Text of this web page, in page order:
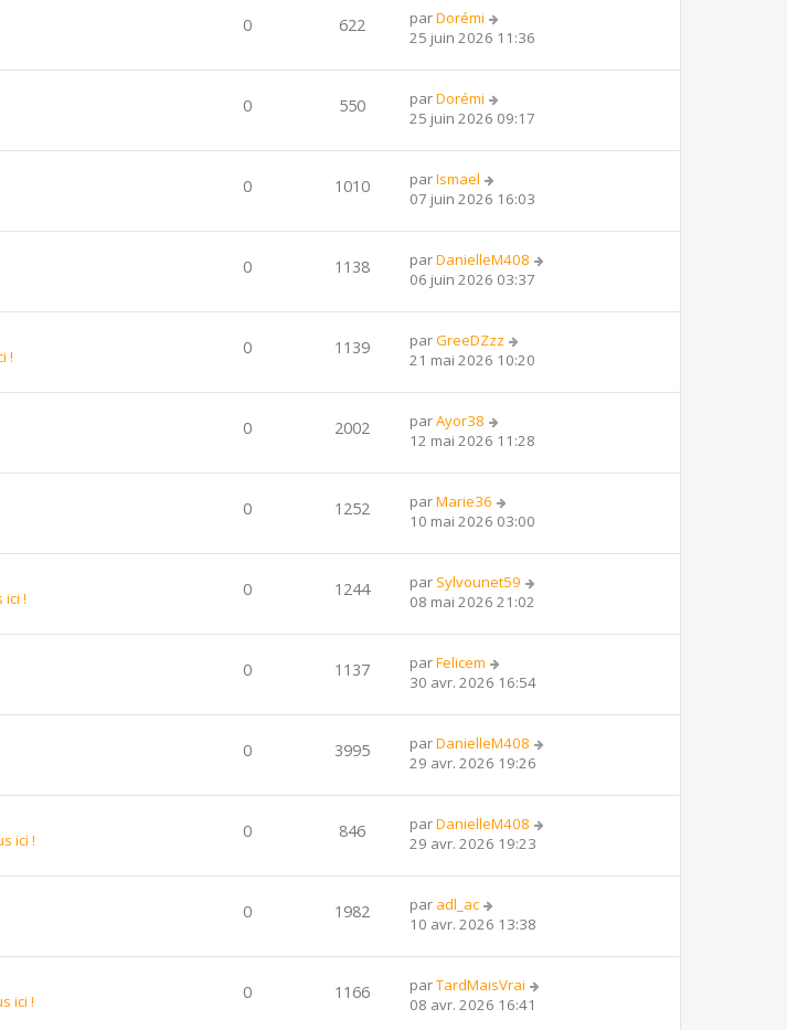
0 622 parDorémi
25 juin 2026 11:36
0 550 parDorémi
25 juin 2026 09:17
0 1010 parIsmael
07 juin 2026 16:03
0 1138 parDanielleM408
06 juin 2026 03:37
! 0 1139 parGreeDZzz
21 mai 2026 10:20
0 2002 parAyor38
12 mai 2026 11:28
0 1252 parMarie36
10 mai 2026 03:00
! 0 1244 par Sylvounet59
08 mai 2026 21:02
0 1137 parFelicem
30 avr. 2026 16:54
0 3995 parDanielleM408
29 avr. 2026 19:26
ici ! 0 846 parDanielleM408
29 avr. 2026 19:23
0 1982 par adl_ac
10 avr. 2026 13:38
ici ! 0 1166 parTardMaisVrai
08 avr. 2026 16:41